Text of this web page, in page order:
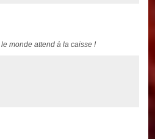
monde attend à la caisse !